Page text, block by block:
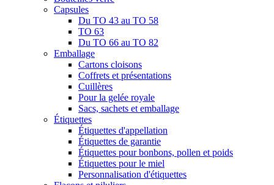
Capsules
Du TO 43 au TO 58
TO 63
Du TO 66 au TO 82
Emballage
Cartons cloisons
Coffrets et présentations
Cuillères
Pour la gelée royale
Sacs, sachets et emballage
Étiquettes
Étiquettes d'appellation
Étiquettes de garantie
Étiquettes pour bonbons, pollen et poids
Étiquettes pour le miel
Personnalisation d'étiquettes